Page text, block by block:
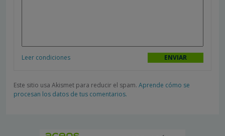
Leer condiciones
Este sitio usa Akismet para reducir el spam. Aprende cómo se
procesan los datos de tus comentarios.